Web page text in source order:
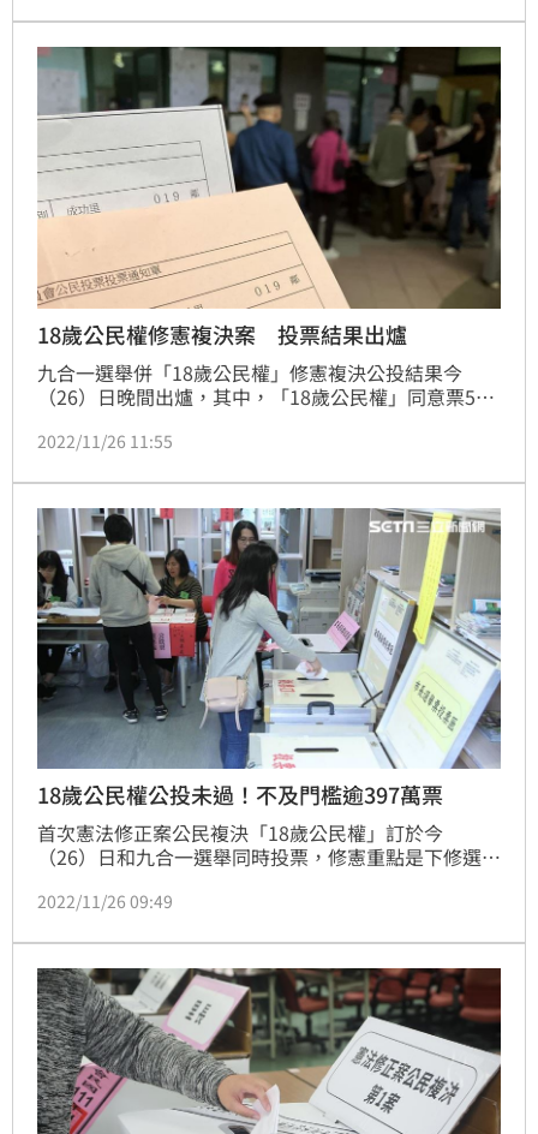
18歲公民權修憲複決案 投票結果出爐
九合一選舉併「18歲公民權」修憲複決公投結果今
（26）日晚間出爐，其中，「18歲公民權」同意票564
397萬4788票。
2022/11/26 11:55
18歲公民權公投未過！不及門檻逾397萬票
首次憲法修正案公民複決「18歲公民權」訂於今
（26）日和九合一選舉同時投票，修憲重點是下修選舉
決、公民投票、參選公職人員等權利。複決案的通過門
供讀者參考。
2022/11/26 09:49